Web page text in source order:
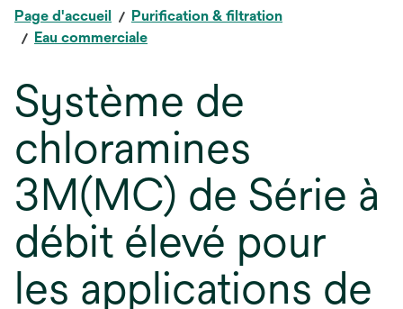
Page d'accueil
Purification & filtration
Eau commerciale
Système de
chloramines
3M(MC) de Série à
débit élevé pour
les applications de